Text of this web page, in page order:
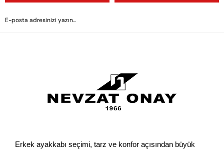
Erkek ayakkabı seçimi, tarz ve konfor açısından büyük